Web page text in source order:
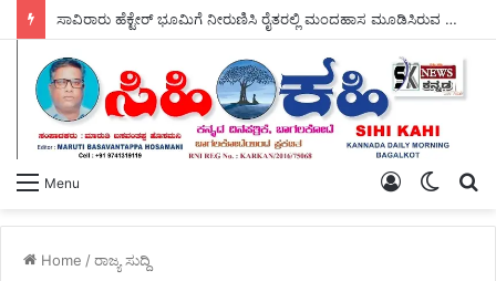
ಸಾವಿರಾರು ಹೆಕ್ಟೇರ್ ಭೂಮಿಗೆ ನೀರುಣಿಸಿ ರೈತರಲ್ಲಿ ಮಂದಹಾಸ ಮೂಡಿಸಿರುವ ಶಾಸಕ ಡಾ, ಎನ್.ಟಿ ಶ್ರೀನಿವಾಸ್ ರವರು, ಬರದ ನಾಡಿಗೆ ಗಂಗೆಯ ಕರೆತಂದು ಭಗೀರಥರಾಗಿದ್ದಾರೆ – ಎಂದು ರೈತರ ಹರ್ಷೋದ್ಗಾರ ಮುಗಿಲು ಮುಟ್ಟಿತು.
Menu
Switch
Log
Home /ರಾಜ್ಯ ಸುದ್ದಿ